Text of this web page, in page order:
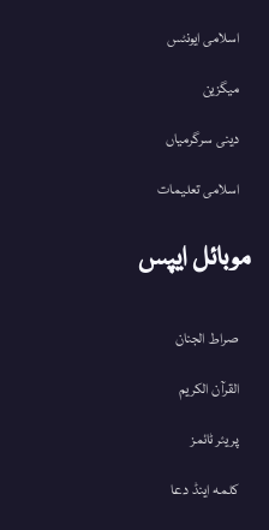
اسلامی ایونٹس
میگزین
دینی سرگرمیاں
اسلامی تعلیمات
موبائل ایپس
صراط الجنان
القرآن الکریم
پریئر ٹائمز
کلمہ اینڈ دعا